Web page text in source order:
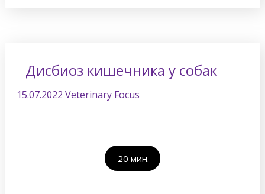
Дисбиоз кишечника у собак
15.07.2022 Veterinary Focus
20 мин.